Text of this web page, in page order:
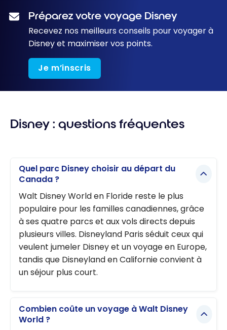
Préparez votre voyage Disney
Recevez nos meilleurs conseils pour voyager à
Disney et maximiser vos points.
Je m’inscris
Disney : questions fréquentes
Quel parc Disney choisir au départ du
Canada ?
Walt Disney World en Floride reste le plus
populaire pour les familles canadiennes, grâce
à ses quatre parcs et aux vols directs depuis
plusieurs villes. Disneyland Paris séduit ceux qui
veulent jumeler Disney et un voyage en Europe,
tandis que Disneyland en Californie convient à
un séjour plus court.
Combien coûte un voyage à Walt Disney
World ?